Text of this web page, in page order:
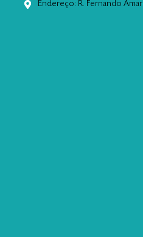
Endereço: R. Fernando